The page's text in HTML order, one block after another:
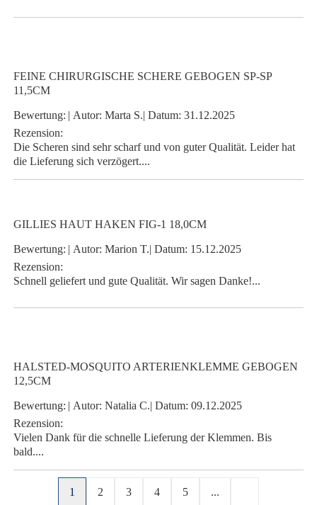
FEINE CHIRURGISCHE SCHERE GEBOGEN SP-SP
11,5CM
Bewertung: | Autor: Marta S.| Datum: 31.12.2025
Rezension:
Die Scheren sind sehr scharf und von guter Qualität. Leider hat
die Lieferung sich verzögert....
GILLIES HAUT HAKEN FIG-1 18,0CM
Bewertung: | Autor: Marion T.| Datum: 15.12.2025
Rezension:
Schnell geliefert und gute Qualität. Wir sagen Danke!...
HALSTED-MOSQUITO ARTERIENKLEMME GEBOGEN
12,5CM
Bewertung: | Autor: Natalia C.| Datum: 09.12.2025
Rezension:
Vielen Dank für die schnelle Lieferung der Klemmen. Bis
bald....
1 2 3 4 5 ...